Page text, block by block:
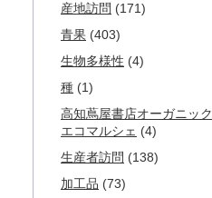
産地訪問 (171)
青果 (403)
生物多様性 (4)
種 (1)
高知蔦屋書店オーガニック
エコマルシェ (4)
生産者訪問 (138)
加工品 (73)